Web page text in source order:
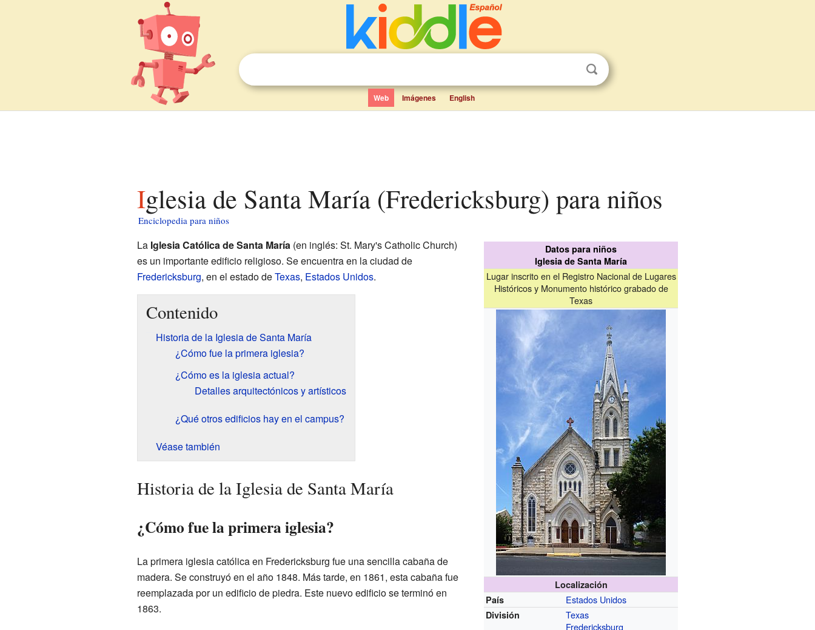
Web Imágenes English
Iglesia de Santa María (Fredericksburg) para niños
Enciclopedia para niños
Datos para niños
Iglesia de Santa María
Lugar inscrito en el Registro Nacional de Lugares
Históricos y Monumento histórico grabado de
Texas
Localización
País
Estados Unidos
División
Texas
Fredericksburg
La Iglesia Católica de Santa María(en inglés: St. Mary's Catholic Church)
es un importante edificio religioso. Se encuentra en la ciudad de
Fredericksburg, en el estado deTexas, Estados Unidos.
Contenido
Historia de la Iglesia de Santa María
¿Cómo fue la primera iglesia?
¿Cómo es la iglesia actual?
Detalles arquitectónicos y artísticos
¿Qué otros edificios hay en el campus?
Véase también
Historia de la Iglesia de Santa María
¿Cómo fue la primera iglesia?
La primera iglesia católica en Fredericksburg fue una sencilla cabaña de
madera. Se construyó en el año 1848. Más tarde, en 1861, esta cabaña fue
reemplazada por un edificio de piedra. Este nuevo edificio se terminó en
1863.